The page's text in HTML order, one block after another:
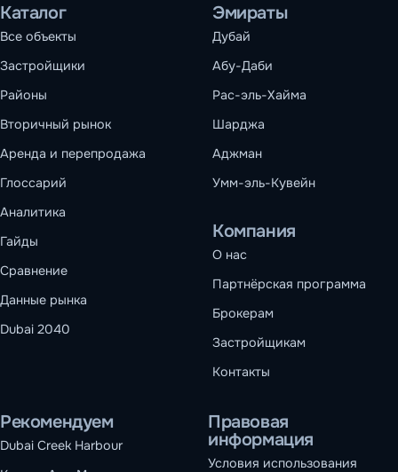
Каталог
Все объекты
Застройщики
Районы
Вторичный рынок
Аренда и перепродажа
Глоссарий
Аналитика
Гайды
Сравнение
Данные рынка
Dubai 2040
Эмираты
Дубай
Абу-Даби
Рас-эль-Хайма
Шарджа
Аджман
Умм-эль-Кувейн
Компания
О нас
Партнёрская программа
Брокерам
Застройщикам
Контакты
Рекомендуем
Dubai Creek Harbour
Правовая
информация
Условия использования